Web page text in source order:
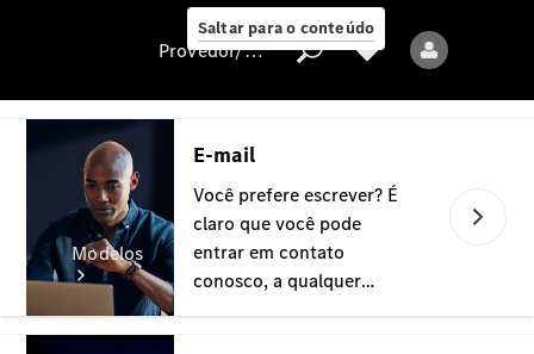
Saltar para o conteúdo
Provedor/proteção
de dados
Modelos
Provedor/proteção de dados